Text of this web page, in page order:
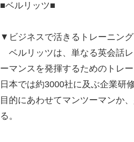
■ベルリッツ■
▼ビジネスで活きるトレーニン
ベルリッツは、単なる英会話
ーマンスを発揮するためのトレ
日本では約3000社に及ぶ企業研
目的にあわせてマンツーマンか
る。